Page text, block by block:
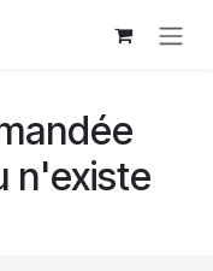
n'existe